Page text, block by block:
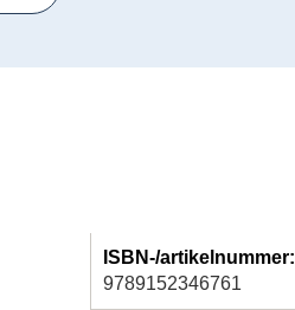
ISBN-/artikelnummer:
9789152346761